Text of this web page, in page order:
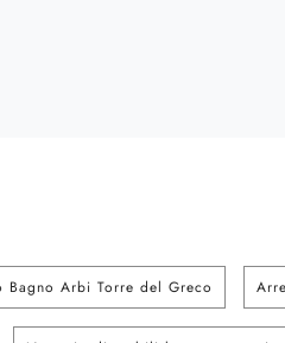
Bagno Arbi Torre del Greco